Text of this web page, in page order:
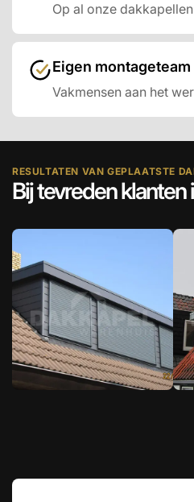
Op al onze dakkapellen
Eigen montageteam
Vakmensen aan het
RESULTATEN VAN GEPLAATSTE
Bij tevreden klanten